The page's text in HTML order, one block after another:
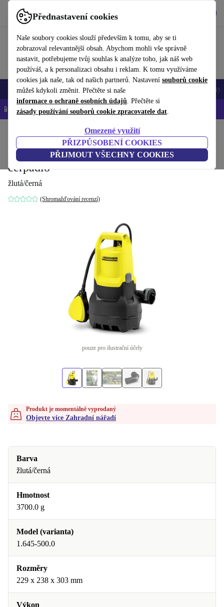
Přednastavení cookies
Naše soubory cookies slouží především k tomu, aby se ti
zobrazoval relevantnější obsah. Abychom mohli vše správně
nastavit, potřebujeme tvůj souhlas k analýze toho, jak náš web
používáš, a k personalizaci obsahu i reklam. K tomu využíváme
cookies jak naše, tak od našich partnerů. Nastavení souborů cookie
můžeš kdykoli změnit. Přečtěte si naše
informace o ochraně osobních údajů. Přečtěte si
zásady používání souborů cookie zpracovatele dat.
Omezené využití
PŘIZPŮSOBENÍ COOKIES
PŘIJMOUT VŠECHNY COOKIES
Používejte refurbed rychle a snadno
Mobily a smartphony Notebooky Tablety Doplňky
📱 -5 % NAVÍC na všechny iPhony – kód: IPHONEDEAL-
Zahradní nářadí
Kärcher SP 1 Dirt Ponorné drenážní
čerpadlo
žlutá/černá
(Shromažďování recenzí)
pouze pro ilustrační účely
Produkt je momentálně vyprodaný
Objevte více Zahradní nářadí
Barva
žlutá/černá
Hmotnost
3700.0 g
Model (varianta)
1.645-500.0
Rozměry
229 x 238 x 303 mm
Výkon